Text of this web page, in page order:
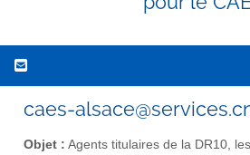
caes-
Objet : Agents titulaires de la DR10,